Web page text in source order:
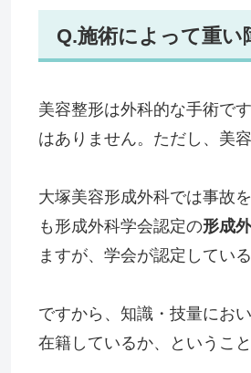
Q.施術によって重い
美容整形は外科的な手術で
はありません。ただし、美
大塚美容形成外科では事故
も形成外科学会認定の形成
ますが、学会が認定してい
ですから、知識・技量にお
在籍しているか、というこ